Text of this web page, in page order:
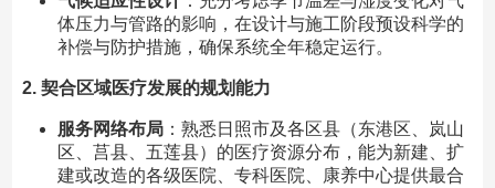
体压力与管路的影响，在设计与施工阶段预设科学的
补偿与防护措施，确保系统全年稳定运行。
2. 契合区域医疗发展的规划能力
服务网络布局：熟悉日照市及各区县（东港区、岚山
区、莒县、五莲县）的医疗资源分布，能为新建、扩
建或改造的各级医院、专科医院、康养中心提供最合